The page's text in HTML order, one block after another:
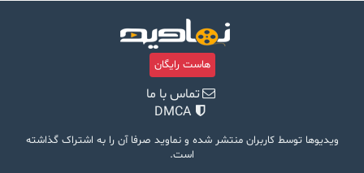
هاست رایگان
تماس با ما
DMCA
ویدیوها توسط کاربران منتشر شده و نماوید صرفا آن را به اشتراک گذاشته
است.